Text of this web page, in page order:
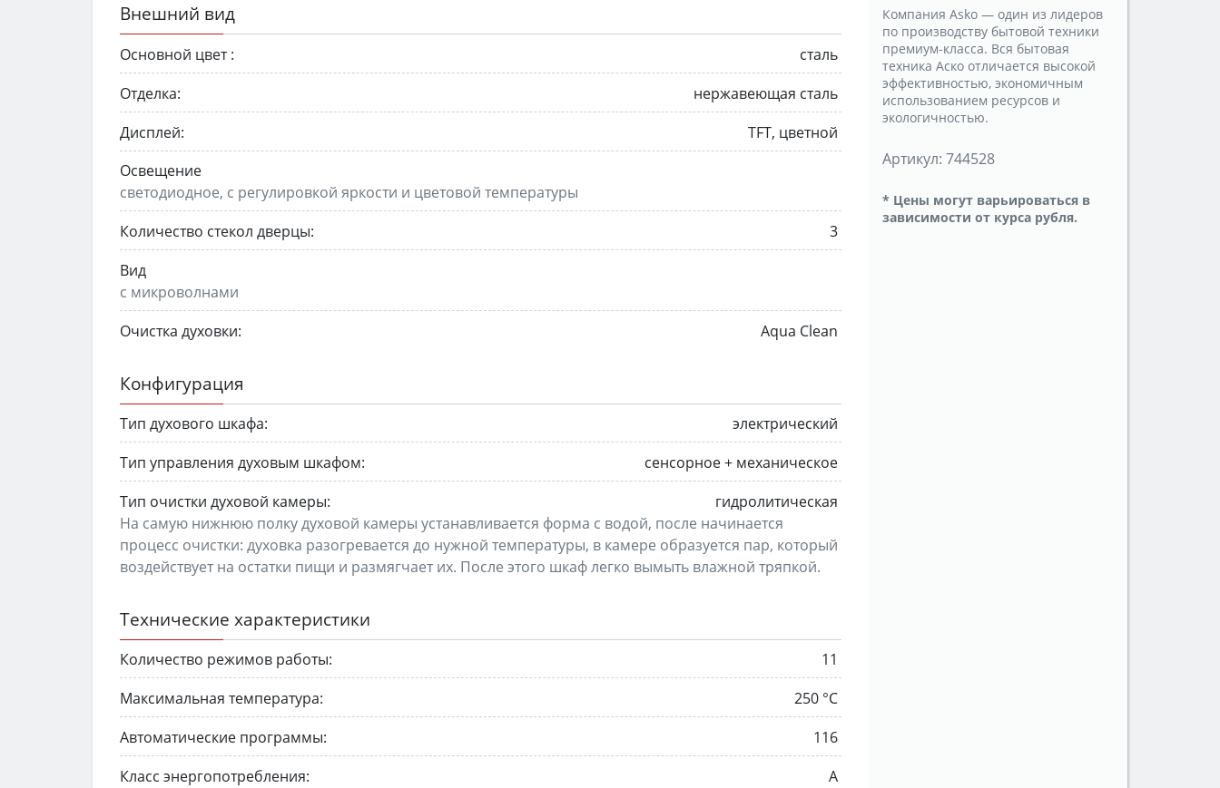
Внешний вид
Основной цвет :
сталь
Отделка:
нержавеющая сталь
Дисплей:
TFT, цветной
Освещение
светодиодное, с регулировкой яркости и цветовой температуры
Количество стекол дверцы:
3
Вид
с микроволнами
Очистка духовки:
Aqua Clean
Конфигурация
Тип духового шкафа:
электрический
Тип управления духовым шкафом:
сенсорное + механическое
Тип очистки духовой камеры:
гидролитическая
На самую нижнюю полку духовой камеры устанавливается форма с водой, после начинается
процесс очистки: духовка разогревается до нужной температуры, в камере образуется пар, который
воздействует на остатки пищи и размягчает их. После этого шкаф легко вымыть влажной тряпкой.
Технические характеристики
Количество режимов работы:
11
Максимальная температура:
250 °C
Автоматические программы:
116
Класс энергопотребления:
A
Компания Asko — один из лидеров
по производству бытовой техники
премиум-класса. Вся бытовая
техника Аско отличается высокой
эффективностью, экономичным
использованием ресурсов и
экологичностью.
Артикул: 744528
* Цены могут варьироваться в
зависимости от курса рубля.